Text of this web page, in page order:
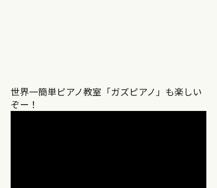
世界一簡単ピアノ教室「ガズピアノ」も楽しい
ぞー！